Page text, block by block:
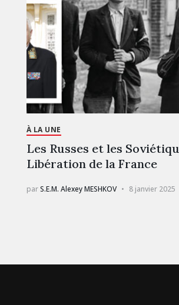
À LA UNE
Les Russes et les
Libération de la France
parS.E.M. Alexey MESHKOV 8 janvier 2025